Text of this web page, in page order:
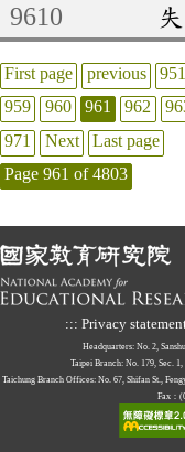
9610
First page previous 951
959
960 961 962
971
Next
Last page
Page 961 of 4803
::: Privacy
Headquarters: No. 2,
Taipei Branch: No. 179, Sec.
Taichung Branch Offices: No. 67, Shifan St.,
Fax：